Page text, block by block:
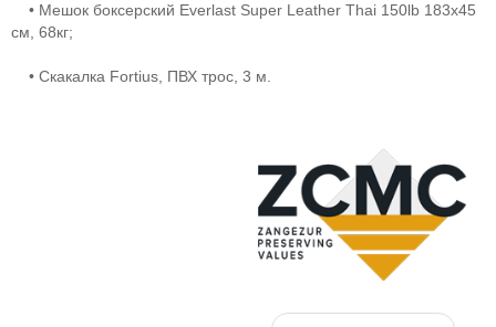
• Мешок боксерский Everlast Super Leather Thai 150lb 183х45
см, 68кг;
• Скакалка Fortius, ПВХ трос, 3 м.